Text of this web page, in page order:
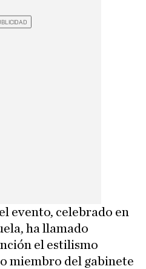
evento, celebrado en
ha llamado
el estilismo
miembro del gabinete